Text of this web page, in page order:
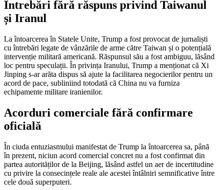
Întrebări fără răspuns privind Taiwanul
și Iranul
La întoarcerea în Statele Unite, Trump a fost provocat de jurnaliști
cu întrebări legate de vânzările de arme către Taiwan și o potențială
intervenție militară americană. Răspunsul său a fost ambiguu, lăsând
loc pentru speculații. În privința Iranului, Trump a menționat că Xi
Jinping s-ar arăta dispus să ajute la facilitarea negocierilor pentru un
acord de pace, subliniind totodată că China nu va furniza
echipamente militare iranienilor.
Acorduri comerciale fără confirmare
oficială
În ciuda entuziasmului manifestat de Trump la întoarcerea sa, până
în prezent, niciun acord comercial concret nu a fost confirmat din
partea autorităților de la Beijing, lăsând astfel un aer de incertitudine
cu privire la consecințele reale ale acestei întâlniri semnificative între
cele două superputeri.